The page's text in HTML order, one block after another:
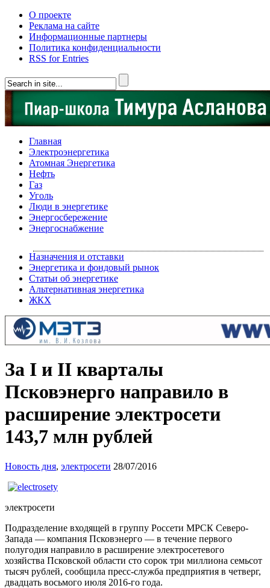
О проекте
Реклама на сайте
Информационные партнеры
Политика конфиденциальности
RSS for Entries
Главная
Электроэнергетика
Атомная Энергетика
Нефть
Газ
Уголь
Люди в энергетике
Энергосбережение
Энергоснабжение
Назначения и отставки
Энергетика и фондовый рынок
Статьи об энергетике
Альтернативная энергетика
ЖКХ
За I и II кварталы
Псковэнерго направило в
расширение электросети
143,7 млн рублей
Новость дня, электросети 28/07/2016
электросети
Подразделение входящей в группу Россети МРСК Северо-
Запада — компания Псковэнерго — в течение первого
полугодия направило в расширение электросетевого
хозяйства Псковской области сто сорок три миллиона семьсот
тысяч рублей, сообщила пресс-служба предприятия в четверг,
двадцать восьмого июля 2016-го года.